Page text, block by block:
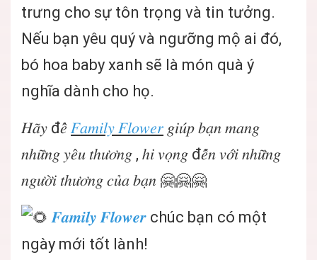
trưng cho sự tôn trọng và tin tưởng.
Nếu bạn yêu quý và ngưỡng mộ ai đó,
bó hoa baby xanh sẽ là món quà ý
nghĩa dành cho họ.
𝐻𝑎̃𝑦 đ𝑒̂̉ 𝐹𝑎𝑚𝑖𝑙𝑦 𝐹𝑙𝑜𝑤𝑒𝑟 𝑔𝑖𝑢́𝑝 𝑏𝑎̣𝑛 𝑚𝑎𝑛𝑔
𝑛ℎ𝑢̛̃𝑛𝑔 𝑦𝑒̂𝑢 𝑡ℎ𝑢̛𝑜̛𝑛𝑔 , ℎ𝑖 𝑣𝑜̣𝑛𝑔 đ𝑒̂́𝑛 𝑣𝑜̛́𝑖 𝑛ℎ𝑢̛̃𝑛𝑔
𝑛𝑔𝑢̛𝑜̛̀𝑖 𝑡ℎ𝑢̛𝑜̛𝑛𝑔 𝑐𝑢̉𝑎 𝑏𝑎̣𝑛 🤗🤗🤗
𝑭𝒂𝒎𝒊𝒍𝒚 𝑭𝒍𝒐𝒘𝒆𝒓 chúc bạn có một
ngày mới tốt lành!